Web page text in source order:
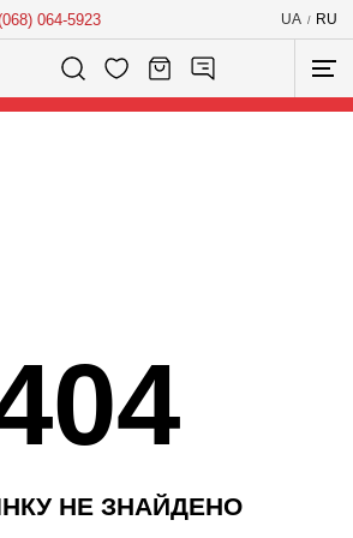
064-5923 UA / RU
НКУ НЕ ЗНАЙДЕНО